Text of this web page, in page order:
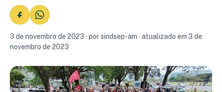
3 de novembro de 2023 · por sindsep-am · atualizado em 3 de
novembro de 2023